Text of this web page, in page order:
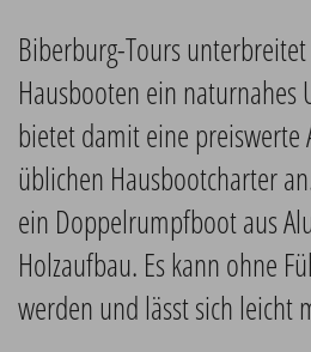
Biberburg-Tours
Hausbooten ein naturnahes
bietet damit eine preiswerte
üblichen Hausbootcharter
ein Doppelrumpfboot aus
Holzaufbau. Es kann ohne
werden und lässt sich leicht